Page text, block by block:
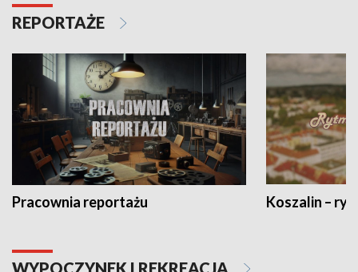
REPORTAŻE
Pracownia reportażu Koszalin –
WYPOCZYNEK I REKREACJA